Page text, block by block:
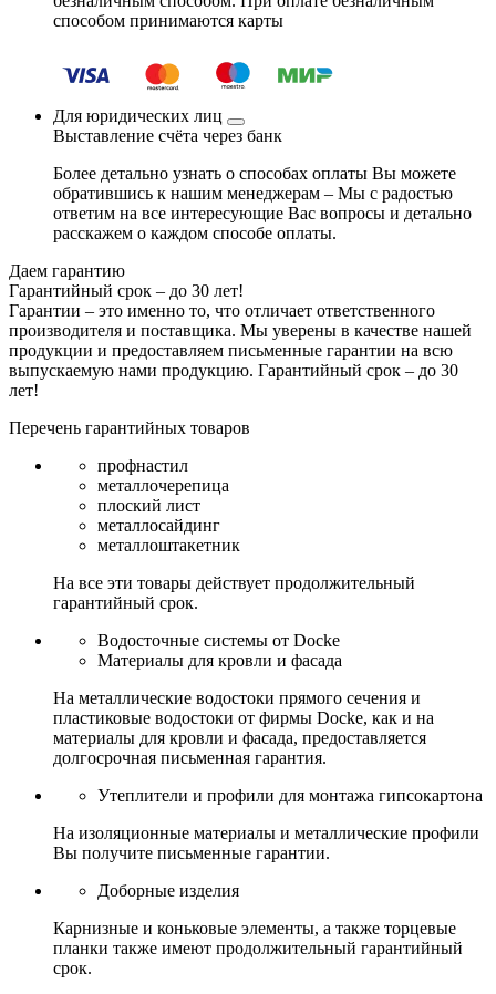
способом принимаются карты
Для юридических лиц
Выставление счёта через банк
Более детально узнать о способах оплаты Вы можете
обратившись к нашим менеджерам – Мы с радостью
ответим на все интересующие Вас вопросы и детально
расскажем о каждом способе оплаты.
Даем гарантию
Гарантийный срок – до 30 лет!
Гарантии – это именно то, что отличает ответственного
производителя и поставщика. Мы уверены в качестве нашей
продукции и предоставляем письменные гарантии на всю
выпускаемую нами продукцию. Гарантийный срок – до 30
лет!
Перечень гарантийных товаров
профнастил
металлочерепица
плоский лист
металлосайдинг
металлоштакетник
На все эти товары действует продолжительный
гарантийный срок.
Водосточные системы от Docke
Материалы для кровли и фасада
На металлические водостоки прямого сечения и
пластиковые водостоки от фирмы Docke, как и на
материалы для кровли и фасада, предоставляется
долгосрочная письменная гарантия.
Утеплители и профили для монтажа гипсокартона
На изоляционные материалы и металлические профили
Вы получите письменные гарантии.
Доборные изделия
Карнизные и коньковые элементы, а также торцевые
планки также имеют продолжительный гарантийный
срок.